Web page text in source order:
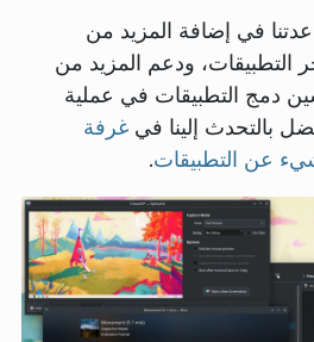
في إضافة المزيد من
التطبيقات، ودعم المزيد من
دمج التطبيقات في عملية
بالتحدث إلينا في غرفة
عن التطبيقات.